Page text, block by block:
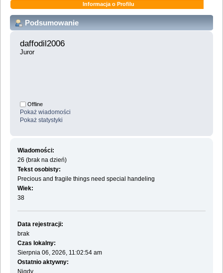
Informacja o Profilu
Podsumowanie
daffodil2006
Juror
Offline
Pokaż wiadomości
Pokaż statystyki
Wiadomości:
26 (brak na dzień)
Tekst osobisty:
Precious and fragile things need special handeling
Wiek:
38
Data rejestracji:
brak
Czas lokalny:
Sierpnia 06, 2026, 11:02:54 am
Ostatnio aktywny:
Nigdy